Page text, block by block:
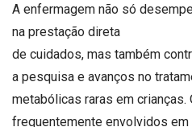
A enfermagem não só
na prestação direta
de cuidados, mas também
a pesquisa e avanços no
metabólicas raras em
frequentemente envolvidos